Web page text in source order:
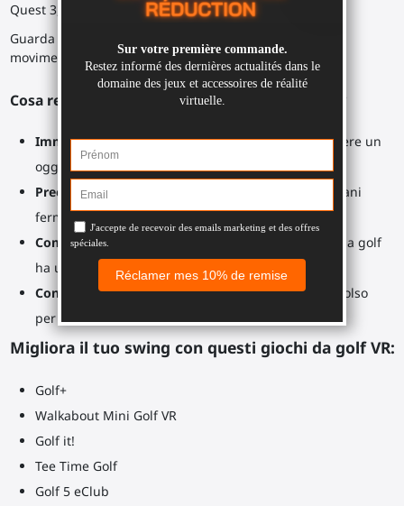
Quest 3, Quest 3S, Quest Pro bloccato alla fine di esso.
Guarda il tuo obiettivo. Regola il tuo corpo. Testa i tuoi
movimenti. Concentrati sul tuo swing o colpo.
Cosa rende così utile il club da golf SWINGiT VR?
Immersività: Sembra un vero bastone da golf. Tenere un
oggetto fisico migliorerà le tue sensazioni.
Precisione: Posizione perfetta sull'impugnatura, mani
ferme, controller allineati.
Comodo e resistente
: L'impugnatura del bastone da golf
ha una presa testurizzata antiscivolo.
Controller sicuro: Supporto robusto e cinghia da polso
per bloccare lo slot del controller.
Migliora il tuo swing con questi giochi da golf VR:
Golf+
Walkabout Mini Golf VR
Golf it!
Tee Time Golf
Golf 5 eClub